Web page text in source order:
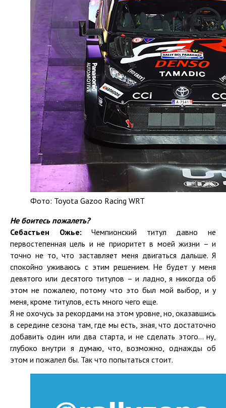
Фото: Toyota Gazoo Racing WRT
Не боитесь пожалеть?
Себастьен Ожье: Чемпионский титул давно не
первостепенная цель и не приоритет в моей жизни – и
точно не то, что заставляет меня двигаться дальше. Я
спокойно уживаюсь с этим решением. Не будет у меня
девятого или десятого титулов – и ладно, я никогда об
этом не пожалею, потому что это был мой выбор, и у
меня, кроме титулов, есть много чего еще.
Я не охочусь за рекордами на этом уровне, но, оказавшись
в середине сезона там, где мы есть, зная, что достаточно
добавить один или два старта, и не сделать этого... ну,
глубоко внутри я думаю, что, возможно, однажды об
этом и пожалел бы. Так что попытаться стоит.